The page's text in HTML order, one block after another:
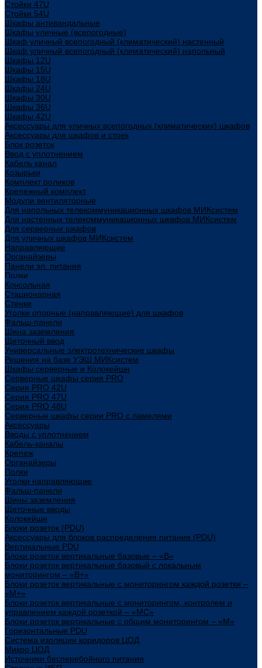
Стойки 47U
Стойки 54U
Шкафы антивандальные
Шкафы уличные (всепогодные)
Шкаф уличный всепогодный (климатический) настенный
Шкаф уличный всепогодный (климатический) напольный
Шкафы 12U
Шкафы 15U
Шкафы 18U
Шкафы 24U
Шкафы 30U
Шкафы 36U
Шкафы 42U
Аксессуары для уличных всепогодных (климатических) шкафов
Аксессуары для шкафов и стоек
Блок розеток
Ввод с уплотнением
Кабель канал
Козырьки
Комплект роликов
Крепежный комплект
Модули вентиляторные
Для напольных телекоммуникационных шкафов МИКсистем
Для настенных телекоммуникационных шкафов МИКсистем
Для серверных шкафов
Для уличных шкафов МИКсистем
Направляющие
Органайзеры
Панели эл. питания
Полки
Консольная
Стационарная
Стенки
Уголки опорные (направляющие) для шкафов
Фальш-панели
Шина заземления
Щеточный ввод
Универсальные электротехнические шкафы
Решения на базе УЭШ МИКсистем
Шкафы серверные и Колокейшн
Серверные шкафы серия PRO
Серия PRO 42U
Серия PRO 47U
Серия PRO 48U
Серверные шкафы серии PRO с ламелями
Аксессуары
Вводы с уплотнением
Кабель-каналы
Крепеж
Органайзеры
Полки
Уголки направляющие
Фальш-панели
Шины заземления
Щеточные вводы
Колокейшн
Блоки розеток (PDU)
Аксессуары для блоков распределения питания (PDU)
Вертикальные PDU
Блоки розеток вертикальные базовые – «В»
Блоки розеток вертикальные базовый с локальным
мониторингом – «В+»
Блоки розеток вертикальные с мониторингом каждой розетки –
«М+»
Блоки розеток вертикальные с мониторингом, контролем и
управлением каждой розеткой – «МС»
Блоки розеток вертикальные с общим мониторингом – «М»
Горизонтальные PDU
Система изоляции коридоров ЦОД
Микро ЦОД
Источники бесперебойного питания